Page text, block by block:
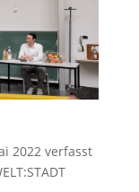
2022verfasst